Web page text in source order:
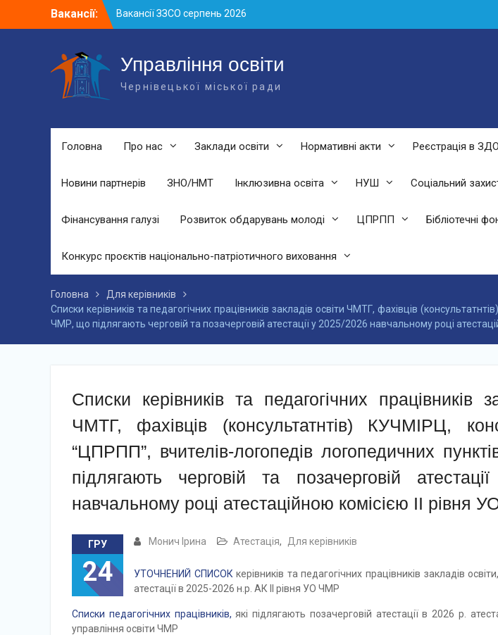
Вакансії:
Вакансії ЗЗСО серпень 2026
Вакансії ЗЗСО червень 2026
підрозділах ЗЗСО станом на 01.08.2026
р.Управління освіти
Чернівецької міської ради
Головна Про нас Заклади освіти Нормативні акти Реєстрація в ЗДО
Новини партнерів ЗНО/НМТ Інклюзивна освіта НУШ Соціальний
Фінансування галузі Розвиток обдарувань молоді ЦПРПП Бібліотечні
Конкурс проєктів національно-патріотичного виховання
Головна
Для керівників
Списки керівників та педагогічних працівників закладів освіти ЧМТГ, фахівців
ЧМР, що підлягають черговій та позачерговій атестації у 2025/2026 навчальному році
Списки керівників та педагогічних працівників
ЧМТГ, фахівців (консультатнтів) КУЧМІРЦ,
“ЦПРПП”, вчителів-логопедів логопедичних
підлягають черговій та позачерговій
навчальному році атестаційною комісією ІІ рівня
ГРУ
24
Монич Ірина Атестація, Для керівників
УТОЧНЕНИЙ СПИСОК керівників та педагогічних працівників закладів
атестації в 2025-2026 н.р. АК ІІ рівня УО ЧМР
Списки педагогічних працівників, які підлягають позачерговій атестації в 2026 р.
управління освіти ЧМР